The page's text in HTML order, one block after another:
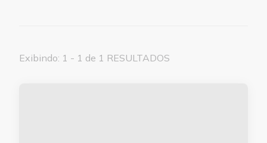
Exibindo: 1 - 1 de 1 RESULTADOS